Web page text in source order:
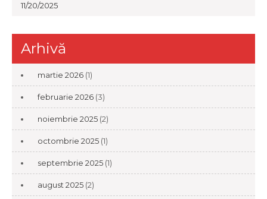
11/20/2025
Arhivă
martie 2026 (1)
februarie 2026 (3)
noiembrie 2025 (2)
octombrie 2025 (1)
septembrie 2025 (1)
august 2025 (2)